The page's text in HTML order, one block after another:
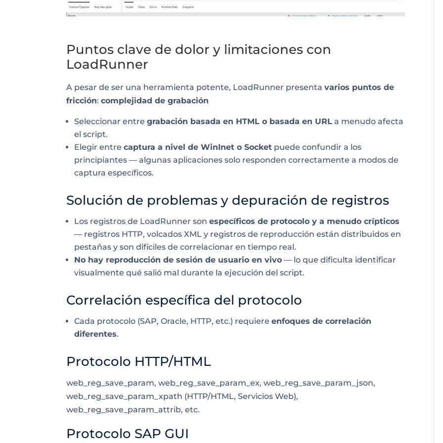
Puntos clave de dolor y limitaciones con
LoadRunner
A pesar de ser una herramienta potente, LoadRunner presentavarios puntos de
fricción:complejidad de grabación
Seleccionar entregrabación basada en HTML o basada en URL a menudo afecta
el script.
Elegir entrecaptura a nivel de WinInet o Socket puede confundir a los
principiantes — algunas aplicaciones solo responden correctamente a modos de
captura específicos.
Solución de problemas y depuración de registros
Los registros de LoadRunner sonespecíficos de protocolo y a menudo crípticos
— registros HTTP, volcados XML y registros de reproducción están distribuidos en
pestañas y son difíciles de correlacionar en tiempo real.
No hay reproducción de sesión de usuario en vivo — lo que dificulta identificar
visualmente qué salió mal durante la ejecución del script.
Correlación específica del protocolo
Cada protocolo (SAP, Oracle, HTTP, etc.) requiereenfoques de correlación
diferentes.
Protocolo HTTP/HTML
web_reg_save_param, web_reg_save_param_ex, web_reg_save_param_json,
web_reg_save_param_xpath (HTTP/HTML, Servicios Web),
web_reg_save_param_attrib, etc.
Protocolo SAP GUI